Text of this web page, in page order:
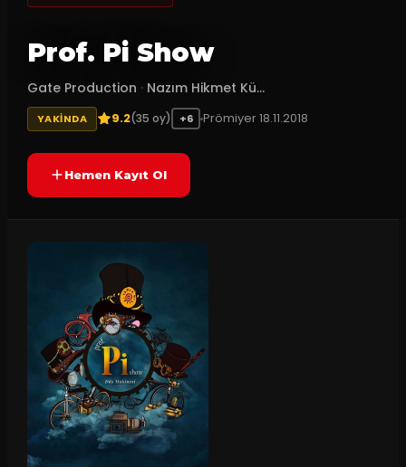
Prof. Pi Show
Gate Production · Nazım Hikmet Kü...
YAKINDA 9.2(35 oy) +6 Prömiyer18.11.2018
Hemen Kayıt Ol